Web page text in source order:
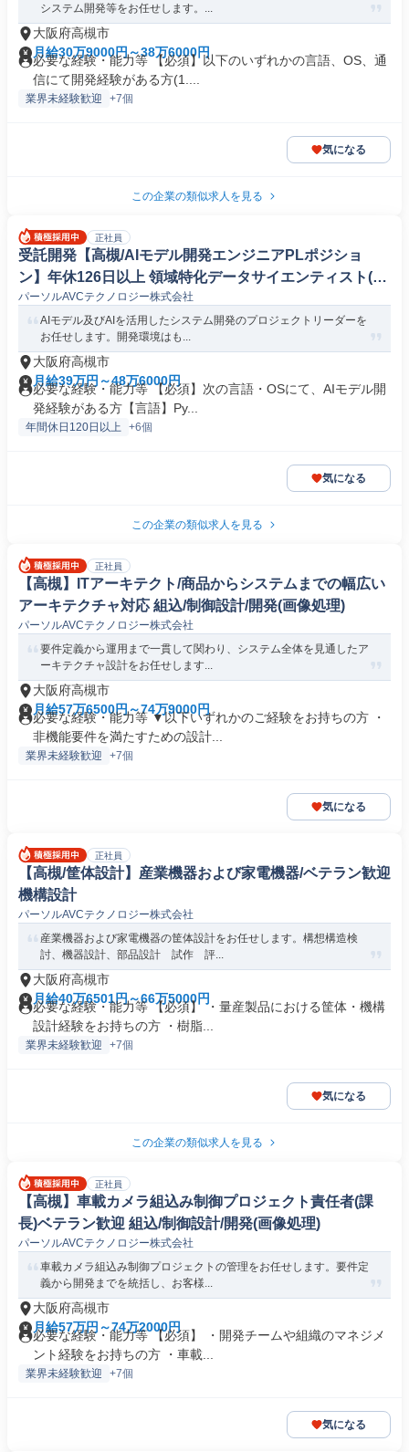
システム開発等をお任せします。...
大阪府高槻市
月給30万9000円～38万6000円
必要な経験・能力等 【必須】以下のいずれかの言語、OS、通
信にて開発経験がある方(1....
業界未経験歓迎 +7個
気になる
この企業の類似求人を見る
正社員
受託開発【高槻/AIモデル開発エンジニアPLポジショ
ン】年休126日以上 領域特化データサイエンティスト(自
然言語処理)
パーソルAVCテクノロジー株式会社
AIモデル及びAIを活用したシステム開発のプロジェクトリーダーを
お任せします。開発環境はも...
大阪府高槻市
月給39万円～48万6000円
必要な経験・能力等 【必須】次の言語・OSにて、AIモデル開
発経験がある方【言語】Py...
年間休日120日以上 +6個
気になる
この企業の類似求人を見る
正社員
【高槻】ITアーキテクト/商品からシステムまでの幅広い
アーキテクチャ対応 組込/制御設計/開発(画像処理)
パーソルAVCテクノロジー株式会社
要件定義から運用まで一貫して関わり、システム全体を見通したア
ーキテクチャ設計をお任せします...
大阪府高槻市
月給57万6500円～74万9000円
必要な経験・能力等 ▼以下いずれかのご経験をお持ちの方 ・
非機能要件を満たすための設計...
業界未経験歓迎 +7個
気になる
正社員
【高槻/筐体設計】産業機器および家電機器/ベテラン歓迎
機構設計
パーソルAVCテクノロジー株式会社
産業機器および家電機器の筐体設計をお任せします。構想構造検
討、機器設計、部品設計 試作 評...
大阪府高槻市
月給40万6501円～66万5000円
必要な経験・能力等 【必須】 ・量産製品における筐体・機構
設計経験をお持ちの方 ・樹脂...
業界未経験歓迎 +7個
気になる
この企業の類似求人を見る
正社員
【高槻】車載カメラ組込み制御プロジェクト責任者(課
長)ベテラン歓迎 組込/制御設計/開発(画像処理)
パーソルAVCテクノロジー株式会社
車載カメラ組込み制御プロジェクトの管理をお任せします。要件定
義から開発までを統括し、お客様...
大阪府高槻市
月給57万円～74万2000円
必要な経験・能力等 【必須】 ・開発チームや組織のマネジメ
ント経験をお持ちの方 ・車載...
業界未経験歓迎 +7個
気になる